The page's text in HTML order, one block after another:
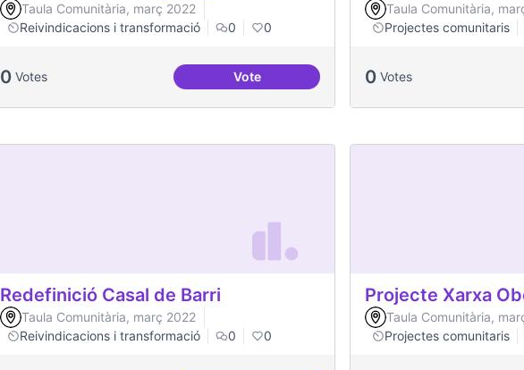
Taula Comunitària, març 2022
Reivindicacions i transformació
0 0
0 Votes VoteSocialització de la gent gran
Taula Comunitària,
Projectes comunitaris
0 Votes
Redefinició Casal de Barri
Taula Comunitària, març 2022
Reivindicacions i transformació
0 0
Projecte Xarxa
Taula Comunitària,
Projectes comunitaris